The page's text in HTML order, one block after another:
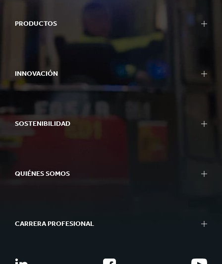
PRODUCTOS
INNOVACIÓN
SOSTENIBILIDAD
QUIÉNES SOMOS
CARRERA PROFESIONAL